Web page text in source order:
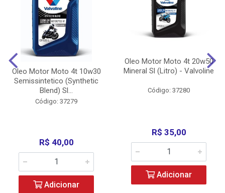
Oleo Motor Moto 4t 10w30
Semissintetico (Synthetic
Blend) Sl...
Código: 37279
R$ 40,00
Adicionar
Oleo Motor Moto 4t 20w50
Mineral Sl (Litro) - Valvoline
Código: 37280
R$ 35,00
Adicionar